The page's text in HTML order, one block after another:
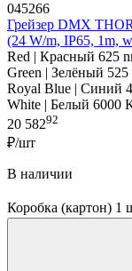
045266
Грейзер DMX
(24 W/m, IP65, 1m,
Red | Красный 625
Green | Зелёный 525
Royal Blue | Синий
White | Белый 6000
20 58292
₽/шт
В наличии
Коробка (картон)